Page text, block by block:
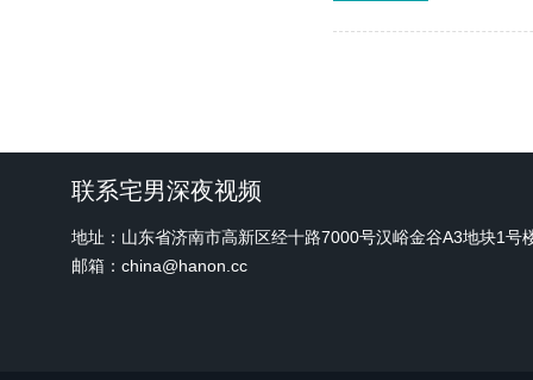
联系宅男深夜视频
地址：山东省济南市高新区经十路7000号汉峪金谷A3地块1号
邮箱：china@hanon.cc